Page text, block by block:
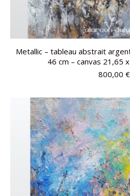
Metallic – tableau abstrait
46 cm – canvas 21,65
800,00 €